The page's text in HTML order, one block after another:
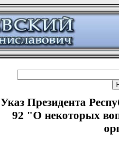
Указ Президента
92 "О некоторых